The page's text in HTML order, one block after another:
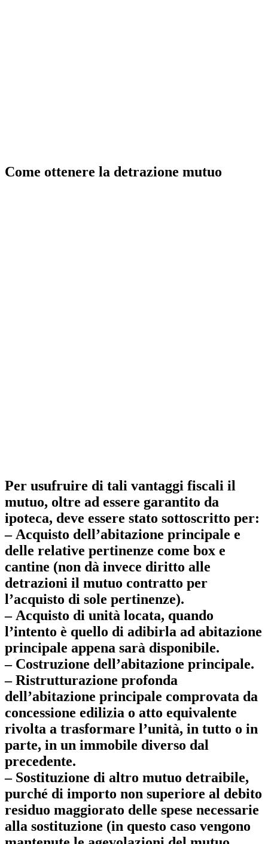
Come ottenere la detrazione mutuo
Per usufruire di tali vantaggi fiscali il
mutuo, oltre ad essere garantito da
ipoteca, deve essere stato sottoscritto per:
– Acquisto dell’abitazione principale e
delle relative pertinenze come box e
cantine (non dà invece diritto alle
detrazioni il mutuo contratto per
l’acquisto di sole pertinenze).
– Acquisto di unità locata, quando
l’intento è quello di adibirla ad abitazione
principale appena sarà disponibile.
– Costruzione dell’abitazione principale.
– Ristrutturazione profonda
dell’abitazione principale comprovata da
concessione edilizia o atto equivalente
rivolta a trasformare l’unità, in tutto o in
parte, in un immobile diverso dal
precedente.
– Sostituzione di altro mutuo detraibile,
purché di importo non superiore al debito
residuo maggiorato delle spese necessarie
alla sostituzione (in questo caso vengono